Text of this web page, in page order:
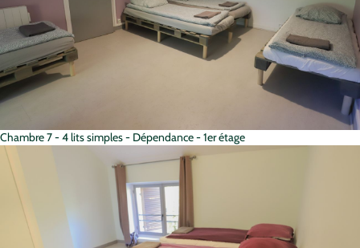
Chambre 7 - 4 lits simples - Dépendance - 1er étage